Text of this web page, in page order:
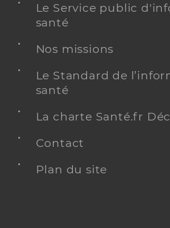
Le Service public
santé
Nos missions
Le Standard de
santé
La charte Santé.fr
Contact
Plan du site